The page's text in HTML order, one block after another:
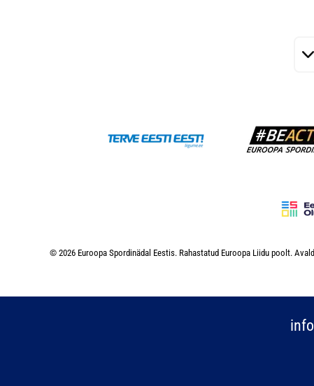
© 2026 Euroopa Spordinädal Eestis. Rahastatud Euroopa Liidu poolt.